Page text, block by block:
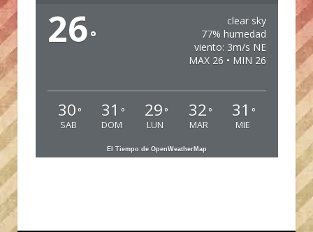
26°
clear sky
77% humedad
viento: 3m/s NE
MAX 26 • MIN 26
30 °
SAB
31 °
DOM
29 °
LUN
32 °
MAR
31 °
MIE
El Tiempo de OpenWeatherMap